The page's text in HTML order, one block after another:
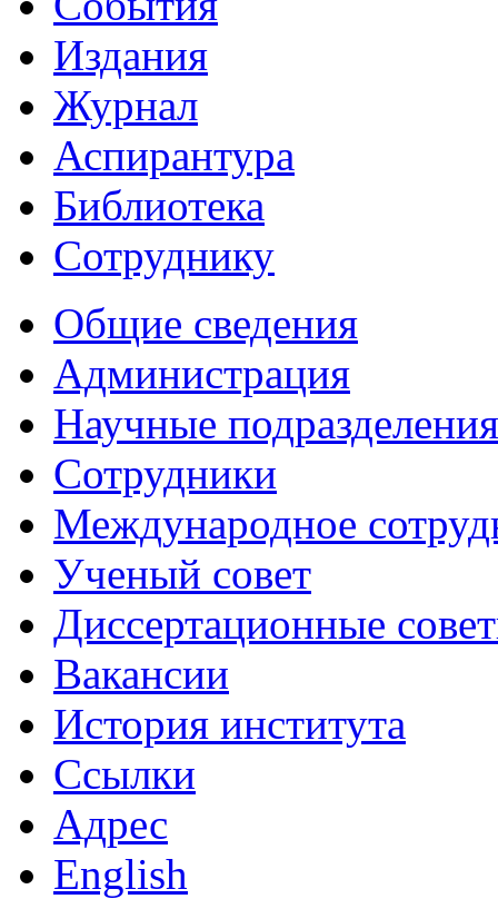
Издания
Журнал
Аспирантура
Библиотека
Сотруднику
Общие сведения
Администрация
Научные подразделения
Сотрудники
Международное
Ученый совет
Диссертационные
Вакансии
История института
Ссылки
Адрес
English